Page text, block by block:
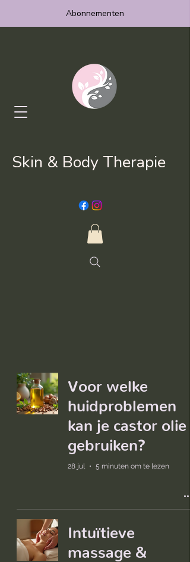
Skin & Body Therapie
Abonnementen
Voor welke
huidproblemen
kan je castor olie
gebruiken?
28 jul 5 minuten om te lezen
Intuïtieve
massage &